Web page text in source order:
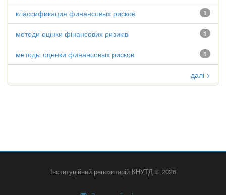
1
классификация финансовых рисков
1
методи оцінки фінансових ризиків
1
методы оценки финансовых рисков
далі >
Інституційний репозитарій КНУТД © 2026